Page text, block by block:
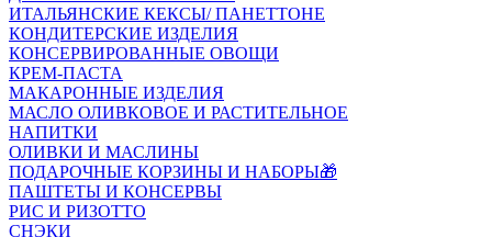
ИТАЛЬЯНСКИЕ КЕКСЫ/ ПАНЕТТОНЕ
КОНДИТЕРСКИЕ ИЗДЕЛИЯ
КОНСЕРВИРОВАННЫЕ ОВОЩИ
КРЕМ-ПАСТА
МАКАРОННЫЕ ИЗДЕЛИЯ
МАСЛО ОЛИВКОВОЕ И РАСТИТЕЛЬНОЕ
НАПИТКИ
ОЛИВКИ И МАСЛИНЫ
ПОДАРОЧНЫЕ КОРЗИНЫ И НАБОРЫ🎁
ПАШТЕТЫ И КОНСЕРВЫ
РИС И РИЗОТТО
СНЭКИ